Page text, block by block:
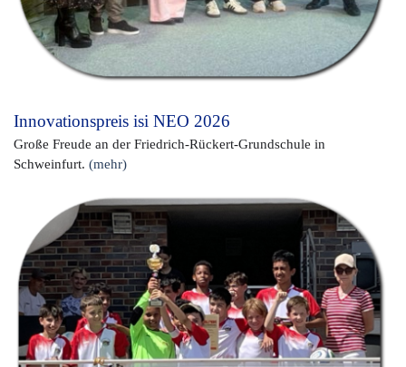
Innovationspreis isi NEO 2026
Große Freude an der Friedrich-Rückert-Grundschule in
Schweinfurt. (mehr)